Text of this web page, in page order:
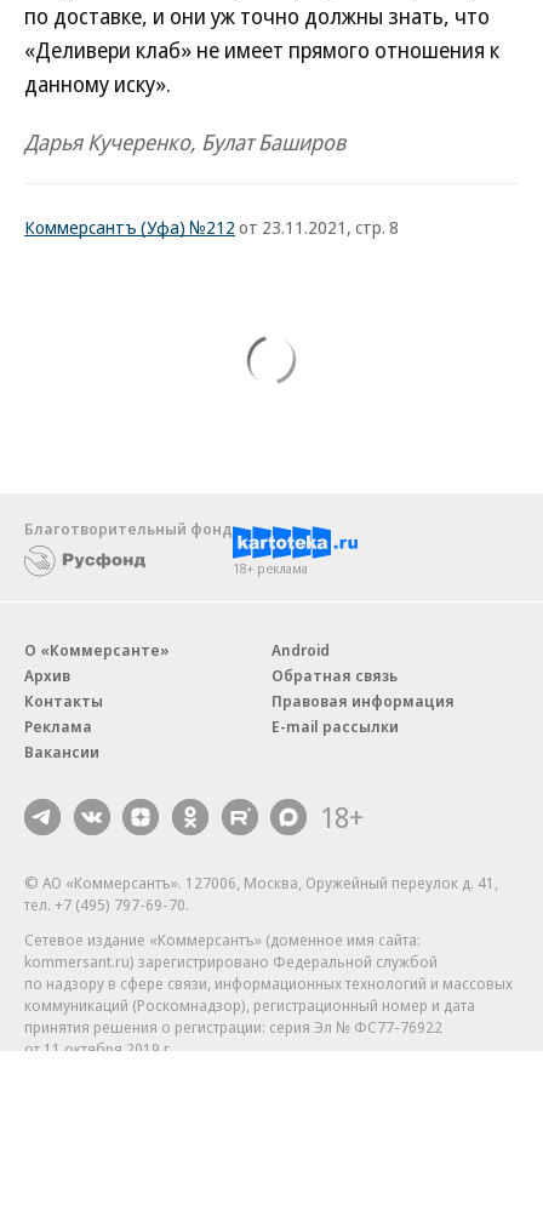
по доставке, и они уж точно должны знать, что
«Деливери клаб» не имеет прямого отношения к
данному иску».
Дарья Кучеренко, Булат Баширов
Коммерсантъ (Уфа) №212 от 23.11.2021, стр. 8
Благотворительный фонд
18+ реклама
О «Коммерсанте»
Архив
Контакты
Реклама
Вакансии
Android
Обратная связь
Правовая информация
E-mail рассылки
18+
© АО «Коммерсантъ». 127006, Москва, Оружейный переулок д. 41,
тел. +7 (495) 797-69-70.
Сетевое издание «Коммерсантъ» (доменное имя сайта:
kommersant.ru) зарегистрировано Федеральной службой
по надзору в сфере связи, информационных технологий и массовых
коммуникаций (Роскомнадзор), регистрационный номер и дата
принятия решения о регистрации: серия Эл № ФС77-76922
от 11 октября 2019 г.